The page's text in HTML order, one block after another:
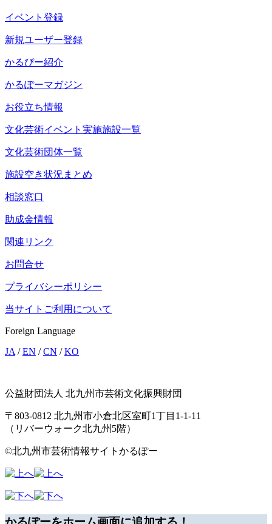
イベント登録
新規ユーザー登録
かるぴー紹介
かるぽーマガジン
お役立ち情報
文化芸術イベント実施施設一覧
文化芸術団体一覧
施設空き状況まとめ
相談窓口
助成金情報
関連リンク
お問合せ
プライバシーポリシー
当サイトご利用について
Foreign Language
JA /EN /CN /KO
公益財団法人 北九州市芸術文化振興財団
〒803-0812 北九州市小倉北区室町1丁目1-1-11
（リバーウォーク北九州5階）
©北九州市芸術情報サイトかるぽー